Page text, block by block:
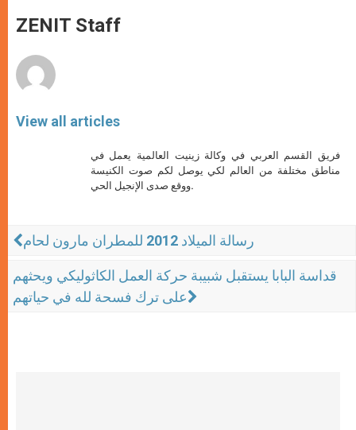
p
p
g
e
o
k
ZENIT Staff
View all articles
فريق القسم العربي في وكالة زينيت العالمية يعمل في
مناطق مختلفة من العالم لكي يوصل لكم صوت الكنيسة
ووقع صدى الإنجيل الحي.
رسالة الميلاد 2012 للمطران مارون لحام
قداسة البابا يستقبل شبيبة حركة العمل الكاثوليكي ويحثهم
على ترك فسحة لله في حياتهم